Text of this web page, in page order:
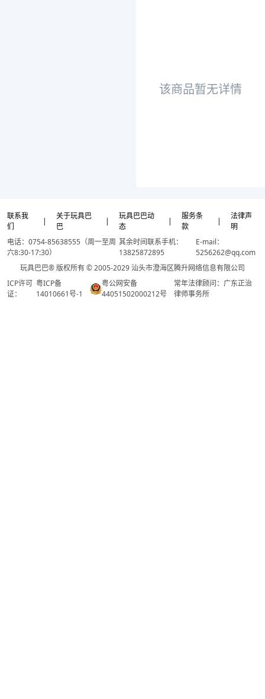
该商品暂无详情
联系我
们
|
关于玩具巴
巴
|
玩具巴巴动
态
|
服务条
款
|
法律声
明
电话：0754-85638555（周一至周
六8:30-17:30）
其余时间联系手机：
13825872895
E-mail：
5256262@qq.com
玩具巴巴® 版权所有 © 2005-2029 汕头市澄海区腾升网络信息有限公司
ICP许可
证：
粤ICP备
14010661号-1
粤公网安备
44051502000212号
常年法律顾问：广东正治
律师事务所